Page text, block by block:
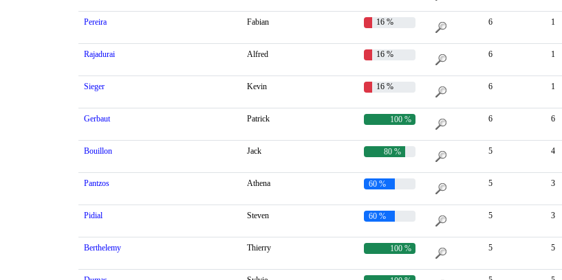
Pereira Fabian 16 % 6 1
Rajadurai Alfred 16 % 6 1
Sieger Kevin 16 % 6 1
Gerbaut Patrick 100 % 6 6
Bouillon Jack 80 % 5 4
Pantzos Athena 60 % 5 3
Pidial Steven 60 % 5 3
Berthelemy Thierry 100 % 5 5